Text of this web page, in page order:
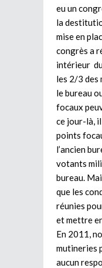
eu un
la
mise en
congrès a
intérieur
les 2/3 des
le bureau
focaux
ce jour-là,
points
l’ancien
votants
bureau.
que les
réunies
et mettre
En 2011,
mutineries
aucun